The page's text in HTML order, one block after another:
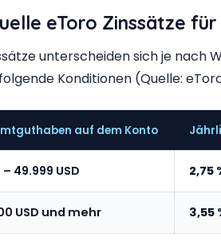
eToro Zinssätze
unterscheiden sich je nach
Konditionen (Quelle:
auf dem Konto
– 49.999 USD 2,75
USD und mehr 3,55